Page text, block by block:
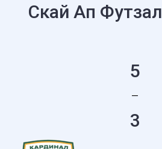
Скай Ап Футзал
5
—
3